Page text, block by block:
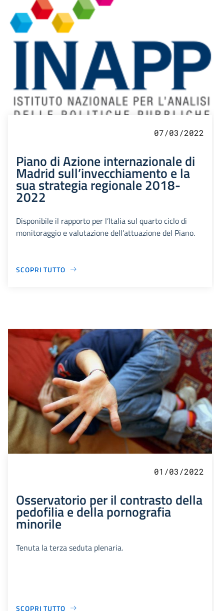
07/03/2022
Piano di Azione internazionale di
Madrid sull’invecchiamento e la
sua strategia regionale 2018-
2022
Disponibile il rapporto per l’Italia sul quarto ciclo di
monitoraggio e valutazione dell’attuazione del Piano.
SCOPRI TUTTO
01/03/2022
Osservatorio per il contrasto della
pedofilia e della pornografia
minorile
Tenuta la terza seduta plenaria.
SCOPRI TUTTO